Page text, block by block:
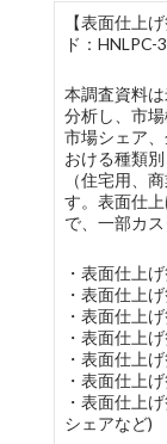
【表面仕上
ド：HNLPC-
本調査資料
分析し、市
市場シェア
おける種類
（住宅用、
す。表面仕
で、一部カス
・表面仕上
・表面仕上
・表面仕上
・表面仕上
・表面仕上
・表面仕上
・表面仕上
シェアなど)